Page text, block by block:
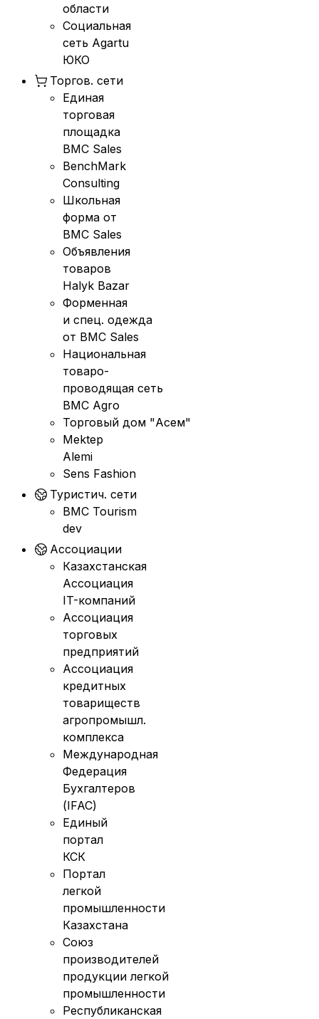
области
Социальная
сеть Agartu
ЮКО
Торгов. сети
Единая
торговая
площадка
BMC Sales
BenchMark
Consulting
Школьная
форма от
BMC Sales
Объявления
товаров
Halyk Bazar
Форменная
и спец. одежда
от BMC Sales
Национальная
товаро-
проводящая сеть
BMC Agro
Торговый дом "Асем"
Mektep
Alemi
Sens Fashion
Туристич. сети
BMC Tourism
dev
Ассоциации
Казахстанская
Ассоциация
IT-компаний
Ассоциация
торговых
предприятий
Ассоциация
кредитных
товариществ
агропромышл.
комплекса
Международная
Федерация
Бухгалтеров
(IFAC)
Единый
портал
КСК
Портал
легкой
промышленности
Казахстана
Союз
производителей
продукции легкой
промышленности
Республиканская